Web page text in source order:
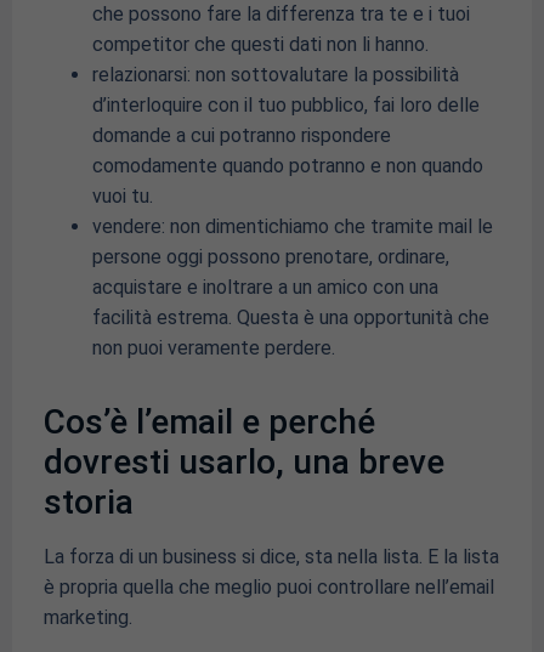
che possono fare la differenza tra te e i tuoi
competitor che questi dati non li hanno.
relazionarsi: non sottovalutare la possibilità
d’interloquire con il tuo pubblico, fai loro delle
domande a cui potranno rispondere
comodamente quando potranno e non quando
vuoi tu.
vendere: non dimentichiamo che tramite mail le
persone oggi possono prenotare, ordinare,
acquistare e inoltrare a un amico con una
facilità estrema. Questa è una opportunità che
non puoi veramente perdere.
Cos’è l’email e perché
dovresti usarlo, una breve
storia
La forza di un business si dice, sta nella lista. E la lista
è propria quella che meglio puoi controllare nell’email
marketing.